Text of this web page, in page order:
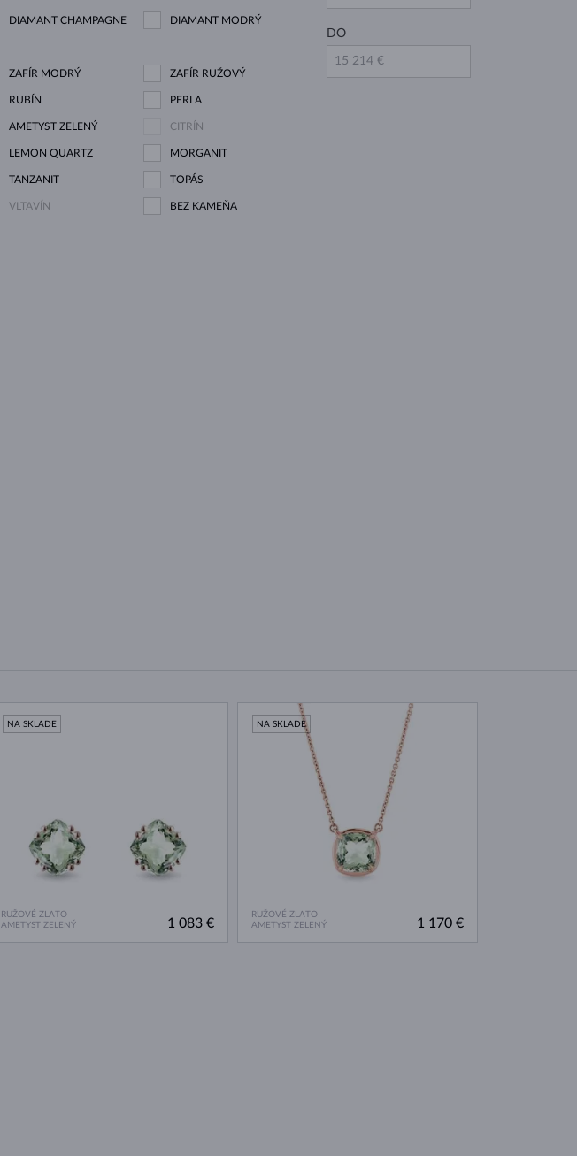
DIAMANT CHAMPAGNE DIAMANT MODRÝ
ZAFÍR MODRÝ ZAFÍR RUŽOVÝ
RUBÍN PERLA
AMETYST ZELENÝ CITRÍN
LEMON QUARTZ MORGANIT
TANZANIT TOPÁS
VLTAVÍN BEZ KAMEŇA
DO
RUŽOVÉ ZLATO
AMETYST ZELENÝ
NA SKLADE
1 083 €
RUŽOVÉ ZLATO
AMETYST ZELENÝ
NA SKLADE
1 170 €